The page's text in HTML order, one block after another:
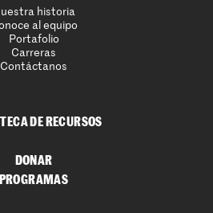
historia
al equipo
Portafolio
Carreras
Contáctanos
DE RECURSOS
DONAR
PROGRAMAS